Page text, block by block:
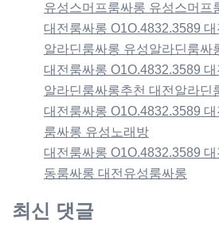
유성스머프룸싸롱 유성스머프
대전룸싸롱 O1O.4832.3589
알라딘룸싸롱 유성알라딘룸싸
대전룸싸롱 O1O.4832.3589
알라딘룸싸롱추천 대전알라딘
대전룸싸롱 O1O.4832.3589
룸싸롱 유성노래방
대전룸싸롱 O1O.4832.3589
동룸싸롱 대전유성룸싸롱
최신 댓글